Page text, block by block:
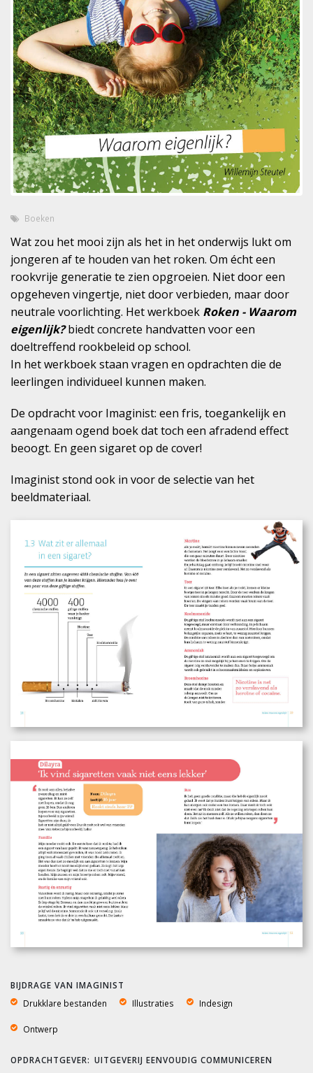
Boeken
Wat zou het mooi zijn als het in het onderwijs lukt om
jongeren af te houden van het roken. Om écht een
rookvrije generatie te zien opgroeien. Niet door een
opgeheven vingertje, niet door verbieden, maar door
neutrale voorlichting. Het werkboek Roken - Waarom
eigenlijk?biedt concrete handvatten voor een
doeltreffend rookbeleid op school.
In het werkboek staan vragen en opdrachten die de
leerlingen individueel kunnen maken.
De opdracht voor Imaginist: een fris, toegankelijk en
aangenaam ogend boek dat toch een afradend effect
beoogt. En geen sigaret op de cover!
Imaginist stond ook in voor de selectie van het
beeldmateriaal.
BIJDRAGE VAN IMAGINIST
Drukklare bestanden
Illustraties Indesign
Ontwerp
UITGEVERIJ EENVOUDIG COMMUNICEREN